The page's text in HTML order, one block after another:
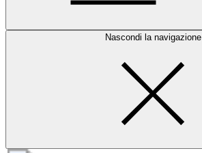
Nascondi la navigazione